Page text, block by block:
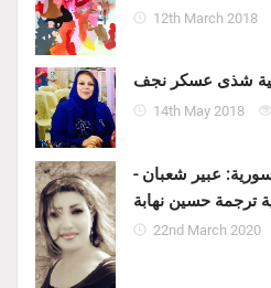
12th March 2018
شذى عسكر نجف
14th May 2018
عبير شعبان -
ترجمة حسين نهابة
22nd March 2020